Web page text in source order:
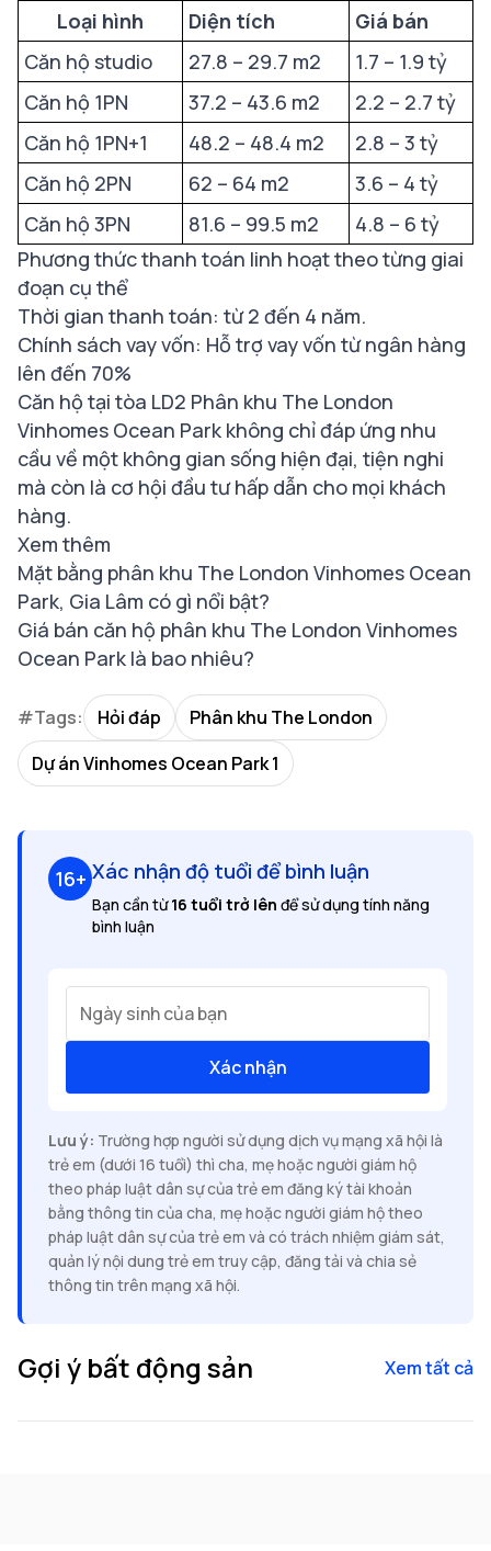
Loại hình
Diện tích
Giá bán
Căn hộ studio
27.8 – 29.7 m2
1.7 – 1.9 tỷ
Căn hộ 1PN
37.2 – 43.6 m2
2.2 – 2.7 tỷ
Căn hộ 1PN+1
48.2 – 48.4 m2
2.8 – 3 tỷ
Căn hộ 2PN
62 – 64 m2
3.6 – 4 tỷ
Căn hộ 3PN
81.6 – 99.5 m2
4.8 – 6 tỷ
Phương thức thanh toán linh hoạt theo từng giai
đoạn cụ thể
Thời gian thanh toán: từ 2 đến 4 năm.
Chính sách vay vốn: Hỗ trợ vay vốn từ ngân hàng
lên đến 70%
Căn hộ tại tòa LD2 Phân khu The London
Vinhomes Ocean Park không chỉ đáp ứng nhu
cầu về một không gian sống hiện đại, tiện nghi
mà còn là cơ hội đầu tư hấp dẫn cho mọi khách
hàng.
Xem thêm
Mặt bằng phân khu The London Vinhomes Ocean
Park, Gia Lâm có gì nổi bật?
Giá bán căn hộ phân khu The London Vinhomes
Ocean Park là bao nhiêu?
#Tags: Hỏi đáp
Phân khu The London
Dự án Vinhomes Ocean Park 1
16+ Xác nhận độ tuổi để bình luận
Bạn cần từ16 tuổi trở lên để sử dụng tính năng
bình luận
Ngày sinh của bạn
Xác nhận
Lưu ý: Trường hợp người sử dụng dịch vụ mạng xã hội là
trẻ em (dưới 16 tuổi) thì cha, mẹ hoặc người giám hộ
theo pháp luật dân sự của trẻ em đăng ký tài khoản
bằng thông tin của cha, mẹ hoặc người giám hộ theo
pháp luật dân sự của trẻ em và có trách nhiệm giám sát,
quản lý nội dung trẻ em truy cập, đăng tải và chia sẻ
thông tin trên mạng xã hội.
Gợi ý bất động sản Xem tất cả